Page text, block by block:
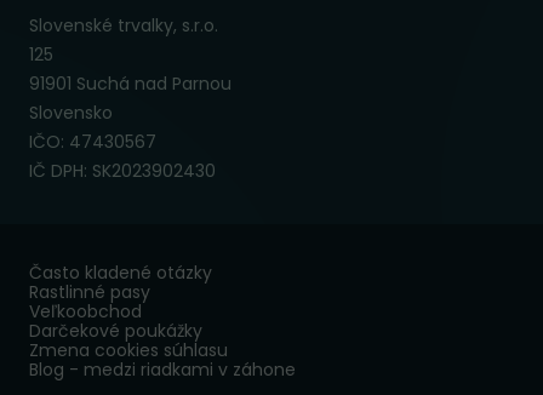
Slovenské trvalky, s.r.o.
125
91901 Suchá nad Parnou
Slovensko
IČO: 47430567
IČ DPH: SK2023902430
Často kladené otázky
Rastlinné pasy
Veľkoobchod
Darčekové poukážky
Zmena cookies súhlasu
Blog - medzi riadkami v záhone